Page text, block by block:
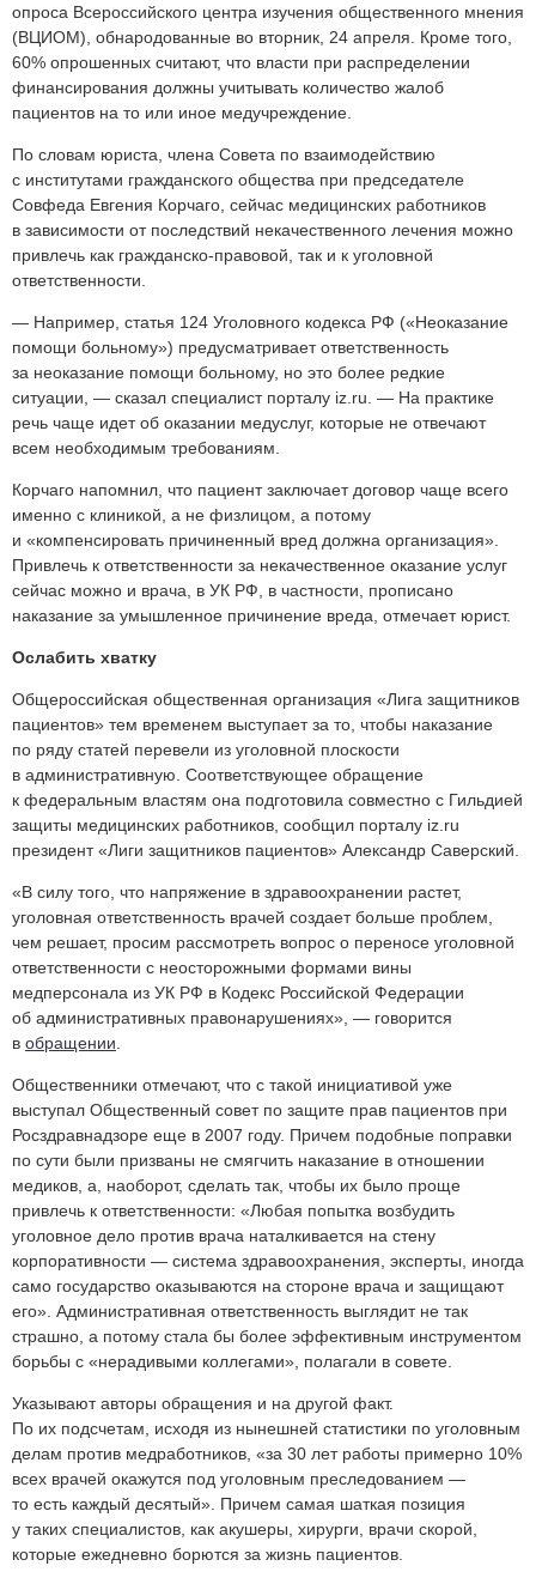
опроса Всероссийского центра изучения общественного мнения
(ВЦИОМ), обнародованные во вторник, 24 апреля. Кроме того,
60% опрошенных считают, что власти при распределении
финансирования должны учитывать количество жалоб
пациентов на то или иное медучреждение.
По словам юриста, члена Совета по взаимодействию
с институтами гражданского общества при председателе
Совфеда Евгения Корчаго, сейчас медицинских работников
в зависимости от последствий некачественного лечения можно
привлечь как гражданско-правовой, так и к уголовной
ответственности.
— Например, статья 124 Уголовного кодекса РФ («Неоказание
помощи больному») предусматривает ответственность
за неоказание помощи больному, но это более редкие
ситуации, — сказал специалист порталу iz.ru. — На практике
речь чаще идет об оказании медуслуг, которые не отвечают
всем необходимым требованиям.
Корчаго напомнил, что пациент заключает договор чаще всего
именно с клиникой, а не физлицом, а потому
и «компенсировать причиненный вред должна организация».
Привлечь к ответственности за некачественное оказание услуг
сейчас можно и врача, в УК РФ, в частности, прописано
наказание за умышленное причинение вреда, отмечает юрист.
Ослабить хватку
Общероссийская общественная организация «Лига защитников
пациентов» тем временем выступает за то, чтобы наказание
по ряду статей перевели из уголовной плоскости
в административную. Соответствующее обращение
к федеральным властям она подготовила совместно с Гильдией
защиты медицинских работников, сообщил порталу iz.ru
президент «Лиги защитников пациентов» Александр Саверский.
«В силу того, что напряжение в здравоохранении растет,
уголовная ответственность врачей создает больше проблем,
чем решает, просим рассмотреть вопрос о переносе уголовной
ответственности с неосторожными формами вины
медперсонала из УК РФ в Кодекс Российской Федерации
об административных правонарушениях», — говорится
в обращении
Общественники отмечают, что с такой инициативой уже
выступал Общественный совет по защите прав пациентов при
Росздравнадзоре еще в 2007 году. Причем подобные поправки
по сути были призваны не смягчить наказание в отношении
медиков, а, наоборот, сделать так, чтобы их было проще
привлечь к ответственности: «Любая попытка возбудить
уголовное дело против врача наталкивается на стену
корпоративности — система здравоохранения, эксперты, иногда
само государство оказываются на стороне врача и защищают
его». Административная ответственность выглядит не так
страшно, а потому стала бы более эффективным инструментом
борьбы с «нерадивыми коллегами», полагали в совете.
Указывают авторы обращения и на другой факт.
По их подсчетам, исходя из нынешней статистики по уголовным
делам против медработников, «за 30 лет работы примерно 10%
всех врачей окажутся под уголовным преследованием —
то есть каждый десятый». Причем самая шаткая позиция
у таких специалистов, как акушеры, хирурги, врачи скорой,
которые ежедневно борются за жизнь пациентов.